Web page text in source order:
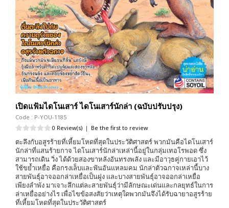
เปิดแฟ้มไดโนเสาร์ ไดโนเสาร์นักล่า (ฉบับปรับปรุง)
Code : P-YOU-1185
0 Review(s) | Be the first to review
ตะลึงกับอสูรร้ายที่เหี้ยมโหดที่สุดในประวัติศาสตร์ พวกมันคือไดโนเสาร์
นักล่าที่แสนร้ายกาจ ไดโนเสาร์นักล่าเหล่านี้อยู่ในกลุ่มเทอโรพอด ซึ่ง
สามารถเดิน วิ่ง ได้ด้วยสองขาหลังอันทรงพลัง และมีอาวุธคู่กายเอาไว้
ใช้ขย้ำเหยื่อ คือกรงเล็บและฟันอันแหลมคม นักล่าตัวฉกาจเหล่านี้บาง
สายพันธุ์อาจออกล่าเหยื่อเป็นฝูง และบางสายพันธุ์อาจออกล่าเหยื่อ
เพียงลำพัง มาเจาะลึกแต่ละสายพันธุ์ว่ามีลักษณะเด่นและกลยุทธ์ในการ
ล่าเหยื่ออย่างไร เพื่อไขข้อสงสัยว่าเหตุใดพวกมันจึงได้รับฉายาอสูรร้าย
ที่เหี้ยมโหดที่สุดในประวัติศาสตร์